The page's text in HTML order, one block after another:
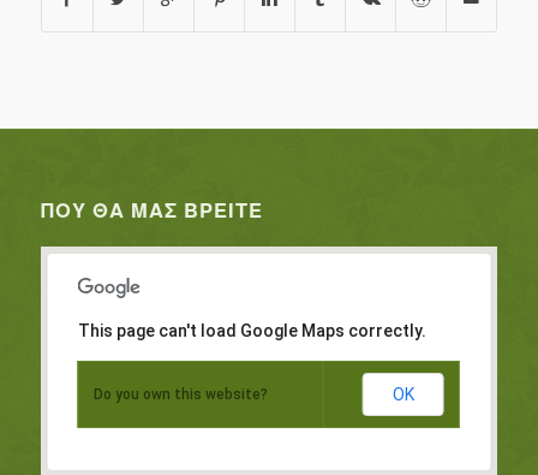
ΠΟΥ ΘΑ ΜΑΣ ΒΡΕΊΤΕ
This page can't load Google Maps correctly.
Do you own this website? OK